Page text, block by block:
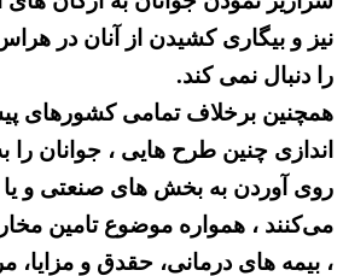
نیز و بیگاری کشیدن از آنان در
را دنبال نمی کند.
همچنین برخلاف تمامی کشورهای
اندازی چنین طرح هایی ، جوانان
روی آوردن به بخش های صنعتی و
می‌کنند ، همواره موضوع تامین
، بیمه های درمانی، حقدق و